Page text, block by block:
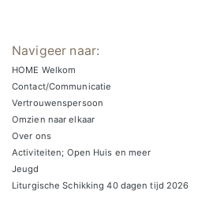
Navigeer naar:
HOME Welkom
Contact/Communicatie
Vertrouwenspersoon
Omzien naar elkaar
Over ons
Activiteiten; Open Huis en meer
Jeugd
Liturgische Schikking 40 dagen tijd 2026